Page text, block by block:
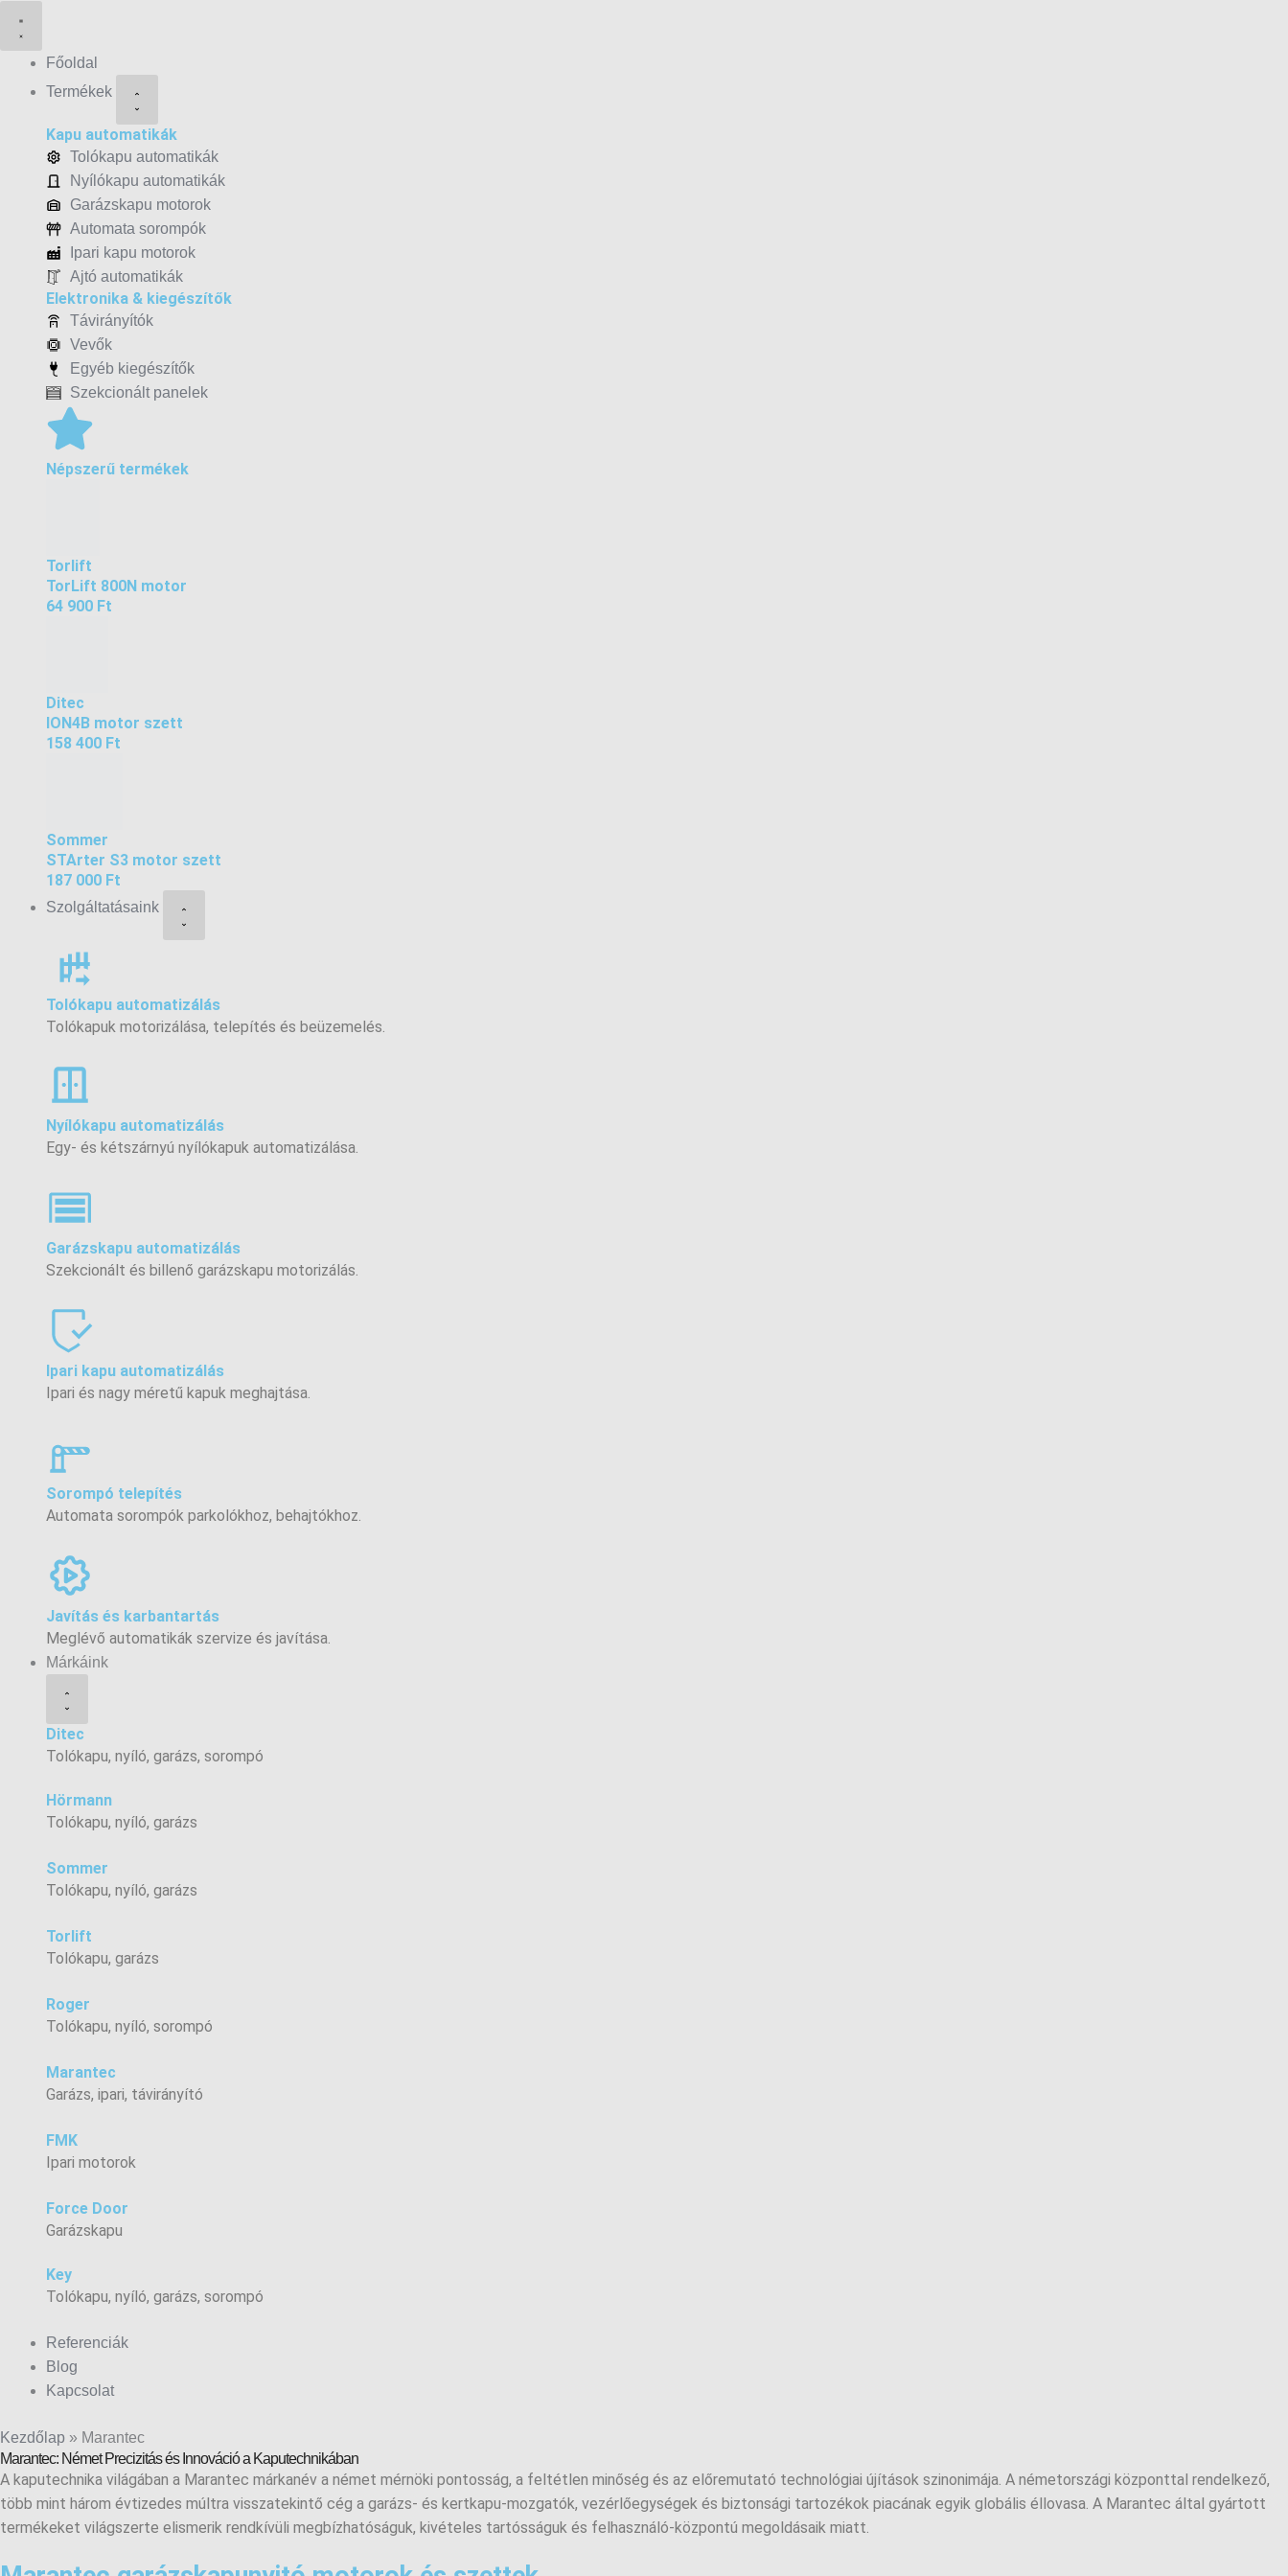
Főoldal
Termékek
Kapu automatikák
Tolókapu automatikák
Nyílókapu automatikák
Garázskapu motorok
Automata sorompók
Ipari kapu motorok
Ajtó automatikák
Elektronika & kiegészítők
Távirányítók
Vevők
Egyéb kiegészítők
Szekcionált panelek
Népszerű termékek
Torlift
TorLift 800N motor
64 900 Ft
Ditec
ION4B motor szett
158 400 Ft
Sommer
STArter S3 motor szett
187 000 Ft
Szolgáltatásaink
Tolókapu automatizálás
Tolókapuk motorizálása, telepítés és beüzemelés.
Nyílókapu automatizálás
Egy- és kétszárnyú nyílókapuk automatizálása.
Garázskapu automatizálás
Szekcionált és billenő garázskapu motorizálás.
Ipari kapu automatizálás
Ipari és nagy méretű kapuk meghajtása.
Sorompó telepítés
Automata sorompók parkolókhoz, behajtókhoz.
Javítás és karbantartás
Meglévő automatikák szervize és javítása.
Márkáink
Ditec
Tolókapu, nyíló, garázs, sorompó
Hörmann
Tolókapu, nyíló, garázs
Sommer
Tolókapu, nyíló, garázs
Torlift
Tolókapu, garázs
Roger
Tolókapu, nyíló, sorompó
Marantec
Garázs, ipari, távirányító
FMK
Ipari motorok
Force Door
Garázskapu
Key
Tolókapu, nyíló, garázs, sorompó
Referenciák
Blog
Kapcsolat
Kezdőlap » Marantec
Marantec: Német Precizitás és Innováció a Kaputechnikában
A kaputechnika világában a Marantec márkanév a német mérnöki pontosság, a feltétlen minőség és az előremutató technológiai újítások szinonimája. A németországi központtal rendelkező,
több mint három évtizedes múltra visszatekintő cég a garázs- és kertkapu-mozgatók, vezérlőegységek és biztonsági tartozékok piacának egyik globális éllovasa. A Marantec által gyártott
termékeket világszerte elismerik rendkívüli megbízhatóságuk, kivételes tartósságuk és felhasználó-központú megoldásaik miatt.